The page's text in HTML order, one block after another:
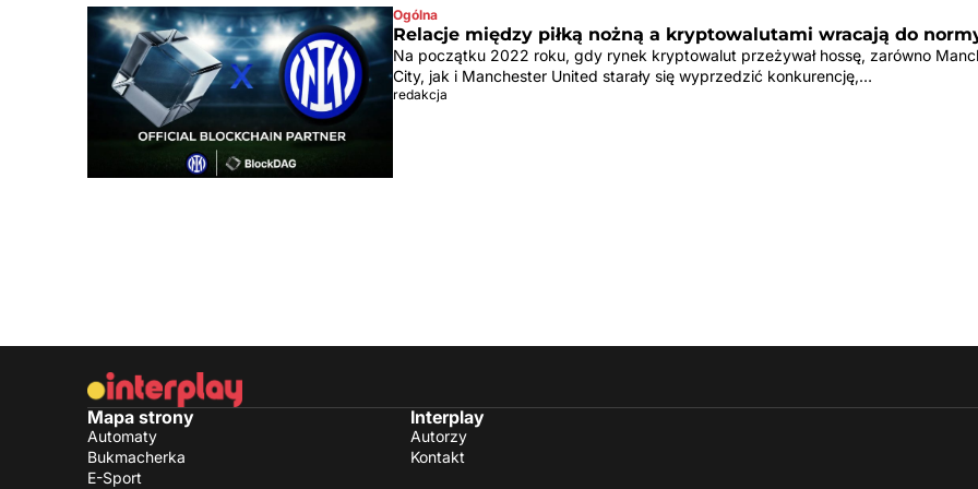
Ogólna
Relacje między piłką nożną a kryptowalutami wracają do
Na początku 2022 roku, gdy rynek kryptowalut przeżywał hossę, zarówno
City, jak i Manchester United starały się wyprzedzić konkurencję,…
redakcja
Mapa strony
Automaty
Bukmacherka
E-Sport
Interplay
Autorzy
Kontakt